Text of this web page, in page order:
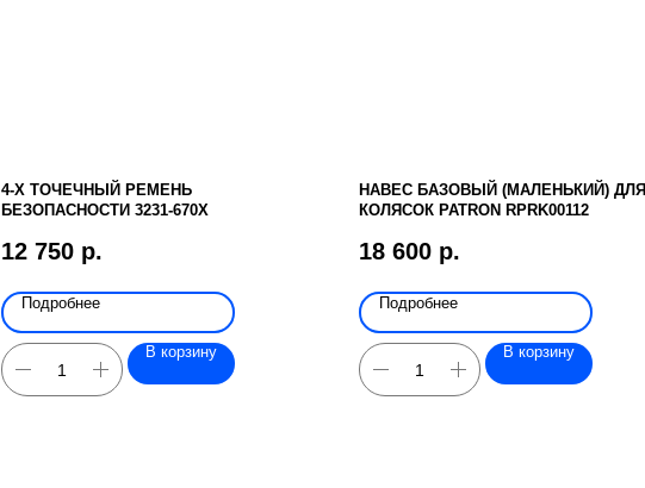
4-Х ТОЧЕЧНЫЙ РЕМЕНЬ
БЕЗОПАСНОСТИ 3231-670X
12 750 р.
Подробнее
В корзину
НАВЕС БАЗОВЫЙ (МАЛЕНЬКИЙ) ДЛЯ
КОЛЯСОК PATRON RPRK00112
18 600 р.
Подробнее
В корзину